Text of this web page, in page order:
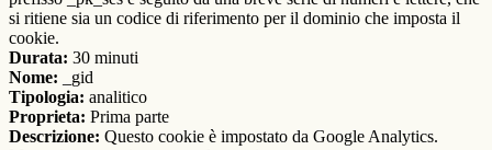
si ritiene sia un codice di riferimento per il dominio che imposta il
cookie.
Durata: 30 minuti
Nome: _gid
Tipologia: analitico
Proprieta: Prima parte
Descrizione: Questo cookie è impostato da Google Analytics.